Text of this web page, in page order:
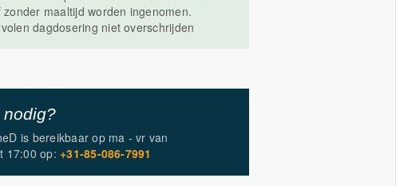
zonder maaltijd worden ingenomen.
dagdosering niet overschrijden
nodig?
is bereikbaar op ma - vr van
17:00 op:+31-85-086-7991